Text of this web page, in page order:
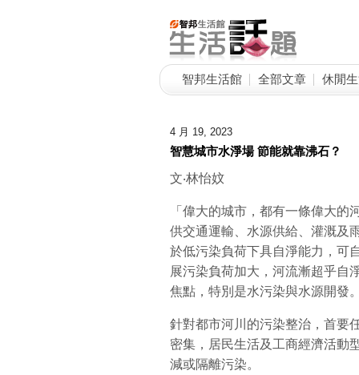
智邦生活館 全部文章 休閒
4 月 19, 2023
智慧城市水淨場 節能就靠沸石？
文‧林怡妏
「偉大的城市，都有一條偉大
供交通運輸、水源供給、灌溉及
於低污染負荷下具自淨能力，可
展污染負荷加大，河流漸超乎自
焦點，特別是水污染與水源開發
針對都市河川的污染整治，首要
密集，居民生活及工商經濟活動
減或隔離污染。